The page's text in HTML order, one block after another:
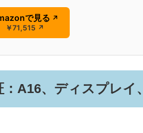
で見る ↗
￥71,515 ↗
A16、ディスプレイ